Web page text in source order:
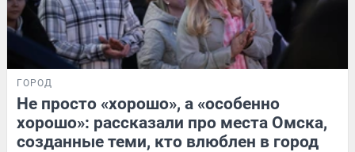
ГОРОД
Не просто «хорошо», а «особенно
хорошо»: рассказали про места Омска,
созданные теми, кто влюблен в город